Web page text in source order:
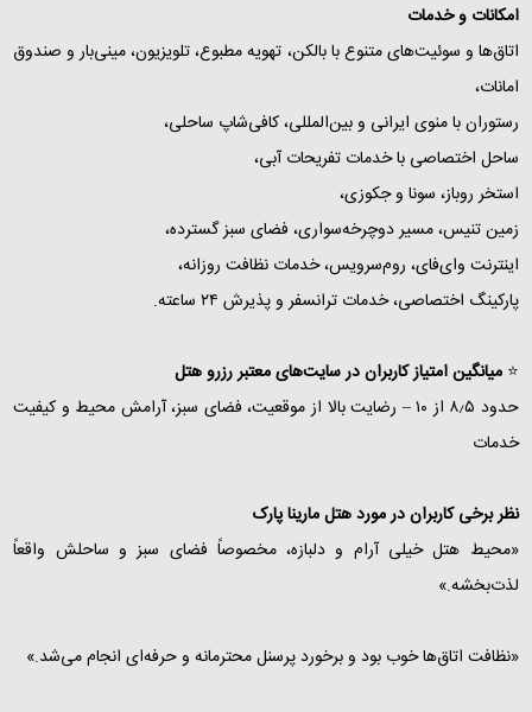
امکانات و خدمات
اتاق‌ها و سوئیت‌های متنوع با بالکن، تهویه مطبوع، تلویزیون، مینی‌بار و صندوق
امانات،
رستوران با منوی ایرانی و بین‌المللی، کافی‌شاپ ساحلی،
ساحل اختصاصی با خدمات تفریحات آبی،
استخر روباز، سونا و جکوزی،
زمین تنیس، مسیر دوچرخه‌سواری، فضای سبز گسترده،
اینترنت وای‌فای، روم‌سرویس، خدمات نظافت روزانه،
پارکینگ اختصاصی، خدمات ترانسفر و پذیرش ۲۴ ساعته.
⭐میانگین امتیاز کاربران در سایت‌های معتبر رزرو هتل
حدود ۸٫۵ از ۱۰ – رضایت بالا از موقعیت، فضای سبز، آرامش محیط و کیفیت
خدمات
نظر برخی کاربران در مورد هتل مارینا پارک
«محیط هتل خیلی آرام و دلبازه، مخصوصاً فضای سبز و ساحلش واقعاً
لذت‌بخشه.»
«نظافت اتاق‌ها خوب بود و برخورد پرسنل محترمانه و حرفه‌ای انجام می‌شد.»